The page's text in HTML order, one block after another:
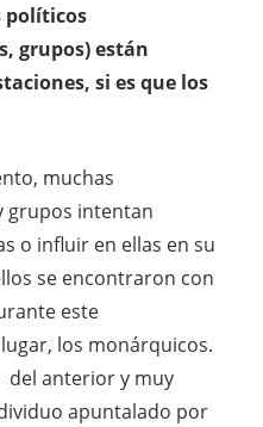
políticos
grupos) están
si es que los
muchas
grupos intentan
o influir en ellas en su
se encontraron con
este
los monárquicos.
del anterior y muy
apuntalado por